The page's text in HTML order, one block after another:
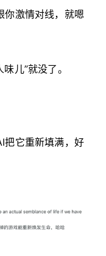
你激情对线，就嗯
儿”就没了。
把它重新填满，好